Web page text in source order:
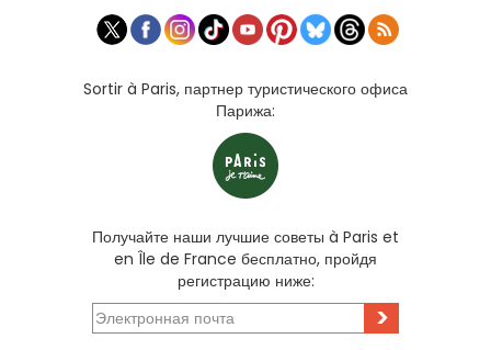
Sortir à Paris, партнер туристического офиса
Парижа:
Получайте наши лучшие советы à Paris et
en Île de France бесплатно, пройдя
регистрацию ниже:
>